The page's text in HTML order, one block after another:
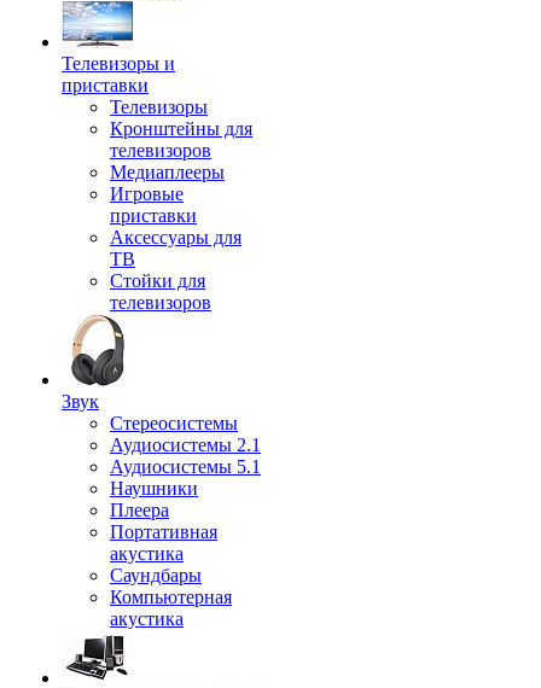
Телевизоры и
приставки
Телевизоры
Кронштейны для
телевизоров
Медиаплееры
Игровые
приставки
Аксессуары для
ТВ
Стойки для
телевизоров
Звук
Стереосистемы
Аудиосистемы 2.1
Аудиосистемы 5.1
Наушники
Плеера
Портативная
акустика
Саундбары
Компьютерная
акустика